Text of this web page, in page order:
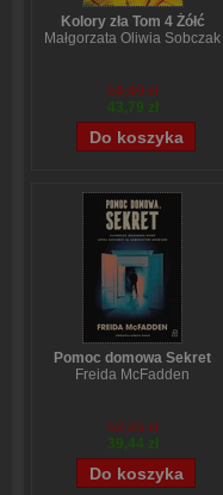
Kolory zła Tom 4 Żółć
Małgorzata Oliwia Sobczak
54,49 zł
43,79 zł
Pomoc domowa Sekret
Freida McFadden
52,25 zł
39,44 zł